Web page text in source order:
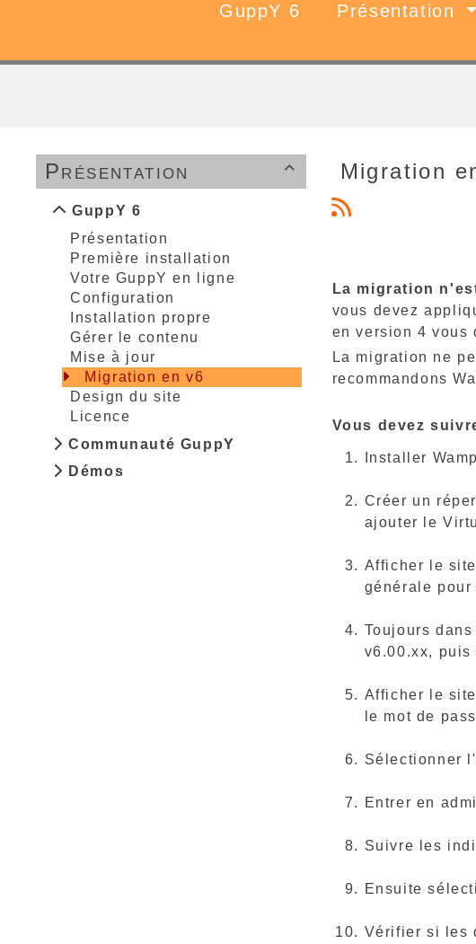
GuppY 6 Présentation

Présentation
GuppY 6
Présentation
Première installation
Votre GuppY en ligne
Configuration
Installation propre
Gérer le contenu
Mise à jour
Migration en v6
Design du site
Licence
Communauté GuppY
Démos
Migration
La migration
vous devez
en version 4 vous
La migration ne
recommandons
Vous devez
Installer Wamp
Créer un
ajouter le
Afficher le
générale
Toujours
v6.00.xx,
Afficher le
le mot de
Sélectionner
Entrer en
Suivre les
Ensuite
Vérifier si les